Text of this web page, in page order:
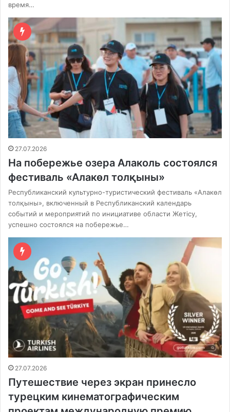
время…
27.07.2026
На побережье озера Алаколь состоялся
фестиваль «Алакөл толқыны»
Республиканский культурно-туристический фестиваль «Алакөл
толқыны», включенный в Республиканский календарь
событий и мероприятий по инициативе области Жетісу,
успешно состоялся на побережье…
27.07.2026
Путешествие через экран принесло
турецким кинематографическим